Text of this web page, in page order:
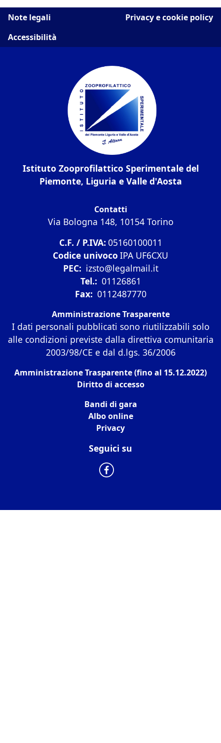
Note legali
Privacy e cookie policy
Accessibilità
Istituto Zooprofilattico Sperimentale del
Piemonte, Liguria e Valle d'Aosta
Contatti
Via Bologna 148, 10154 Torino
C.F. / P.IVA: 05160100011
Codice univoco IPA UF6CXU
PEC: izsto@legalmail.it
Tel.: 01126861
Fax: 0112487770
Amministrazione Trasparente
I dati personali pubblicati sono riutilizzabili solo
alle condizioni previste dalla direttiva comunitaria
2003/98/CE e dal d.lgs. 36/2006
Amministrazione Trasparente (fino al 15.12.2022)
Diritto di accesso
Bandi di gara
Albo online
Privacy
Seguici su